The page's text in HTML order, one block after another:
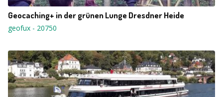
Geocaching+ in der grünen Lunge Dresdner Heide
geofux - 20750